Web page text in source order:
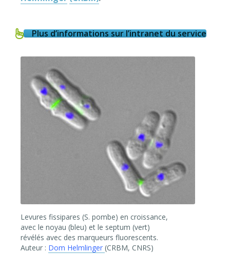
Plus d’informations sur l’intranet du service
Levures fissipares (S. pombe) en croissance,
avec le noyau (bleu) et le septum (vert)
révélés avec des marqueurs fluorescents.
Auteur : Dom Helmlinger (CRBM, CNRS)